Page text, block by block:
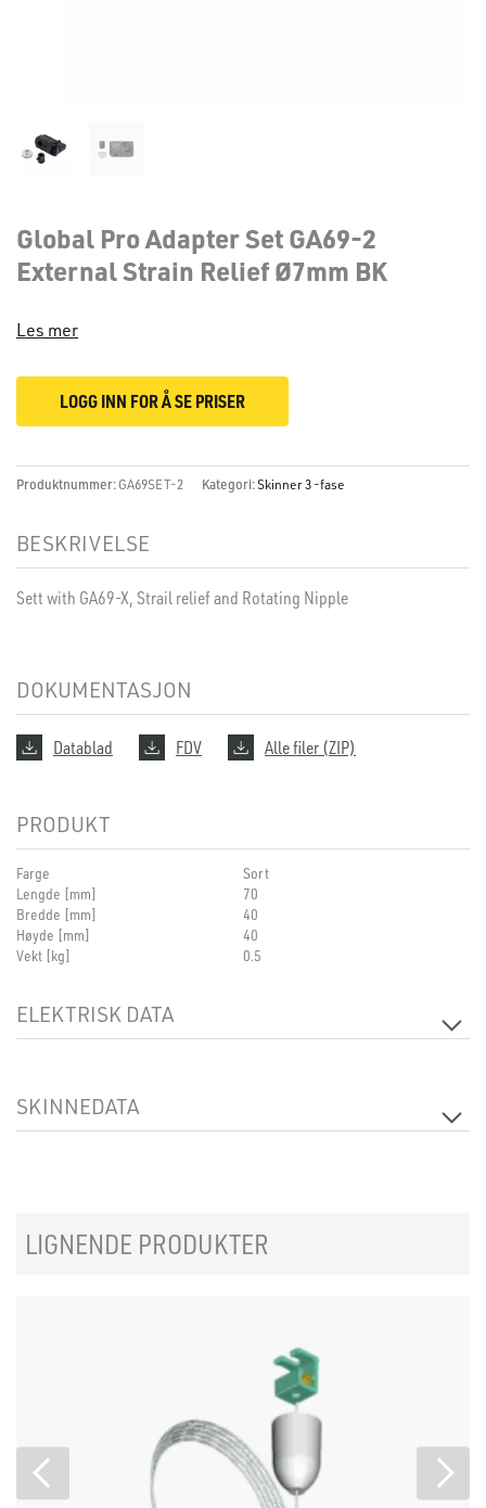
Global Pro Adapter Set GA69-2
External Strain Relief Ø7mm BK
Les mer
LOGG INN FOR Å SE PRISER
Produktnummer: GA69SET-2 Kategori:Skinner 3 -fase
BESKRIVELSE
Sett with GA69-X, Strail relief and Rotating Nipple
DOKUMENTASJON
Datablad FDV Alle filer (ZIP)
PRODUKT
Farge
Sort
Lengde [mm]
70
Bredde [mm]
40
Høyde [mm]
40
Vekt [kg]
0.5
ELEKTRISK DATA
SKINNEDATA
LIGNENDE PRODUKTER